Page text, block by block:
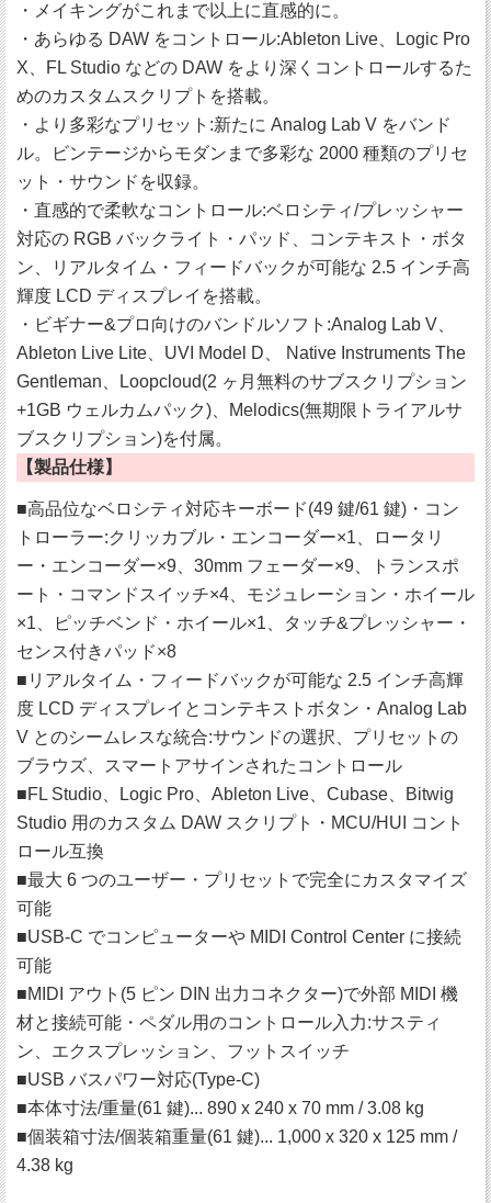
・メイキングがこれまで以上に直感的に。
・あらゆる DAW をコントロール:Ableton Live、Logic Pro
X、FL Studio などの DAW をより深くコントロールするた
めのカスタムスクリプトを搭載。
・より多彩なプリセット:新たに Analog Lab V をバンド
ル。ビンテージからモダンまで多彩な 2000 種類のプリセ
ット・サウンドを収録。
・直感的で柔軟なコントロール:ベロシティ/プレッシャー
対応の RGB バックライト・パッド、コンテキスト・ボタ
ン、リアルタイム・フィードバックが可能な 2.5 インチ高
輝度 LCD ディスプレイを搭載。
・ビギナー&プロ向けのバンドルソフト:Analog Lab V、
Ableton Live Lite、UVI Model D、 Native Instruments The
Gentleman、Loopcloud(2 ヶ月無料のサブスクリプション
+1GB ウェルカムパック)、Melodics(無期限トライアルサ
ブスクリプション)を付属。
【製品仕様】
■高品位なベロシティ対応キーボード(49 鍵/61 鍵)・コン
トローラー:クリッカブル・エンコーダー×1、ロータリ
ー・エンコーダー×9、30mm フェーダー×9、トランスポ
ート・コマンドスイッチ×4、モジュレーション・ホイール
×1、ピッチベンド・ホイール×1、タッチ&プレッシャー・
センス付きパッド×8
■リアルタイム・フィードバックが可能な 2.5 インチ高輝
度 LCD ディスプレイとコンテキストボタン・Analog Lab
V とのシームレスな統合:サウンドの選択、プリセットの
ブラウズ、スマートアサインされたコントロール
■FL Studio、Logic Pro、Ableton Live、Cubase、Bitwig
Studio 用のカスタム DAW スクリプト・MCU/HUI コント
ロール互換
■最大 6 つのユーザー・プリセットで完全にカスタマイズ
可能
■USB-C でコンピューターや MIDI Control Center に接続
可能
■MIDI アウト(5 ピン DIN 出力コネクター)で外部 MIDI 機
材と接続可能・ペダル用のコントロール入力:サスティ
ン、エクスプレッション、フットスイッチ
■USB バスパワー対応(Type-C)
■本体寸法/重量(61 鍵)... 890 x 240 x 70 mm / 3.08 kg
■個装箱寸法/個装箱重量(61 鍵)... 1,000 x 320 x 125 mm /
4.38 kg